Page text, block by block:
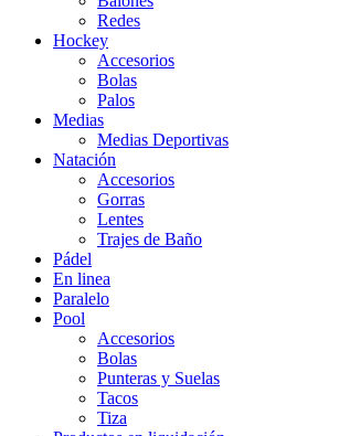
Redes
Hockey
Accesorios
Bolas
Palos
Medias
Medias Deportivas
Natación
Accesorios
Gorras
Lentes
Trajes de Baño
Pádel
En linea
Paralelo
Pool
Accesorios
Bolas
Punteras y Suelas
Tacos
Tiza